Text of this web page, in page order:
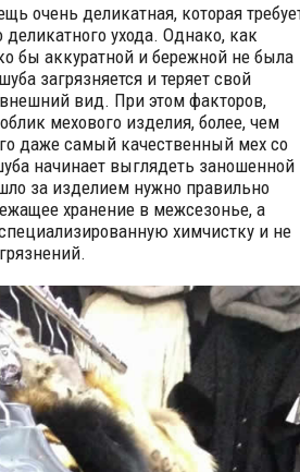
очень деликатная, которая
ухода. Однако, как
бы аккуратной и бережной не была
загрязняется и теряет свой
вид. При этом факторов,
мехового изделия, более, чем
даже самый качественный мех со
начинает выглядеть заношенной
за изделием нужно правильно
хранение в межсезонье, а
химчистку и не